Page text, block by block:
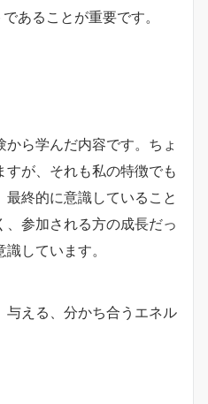
あることが重要です。
ら学んだ内容です。ちょ
すが、それも私の特徴でも
終的に意識していること
参加される方の成長だっ
しています。
与える、分かち合うエネル